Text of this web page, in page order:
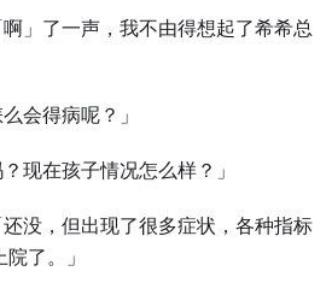
」了一声，我不由得想起了希希总
会得病呢？」
现在孩子情况怎么样？」
没，但出现了很多症状，各种指标
了。」